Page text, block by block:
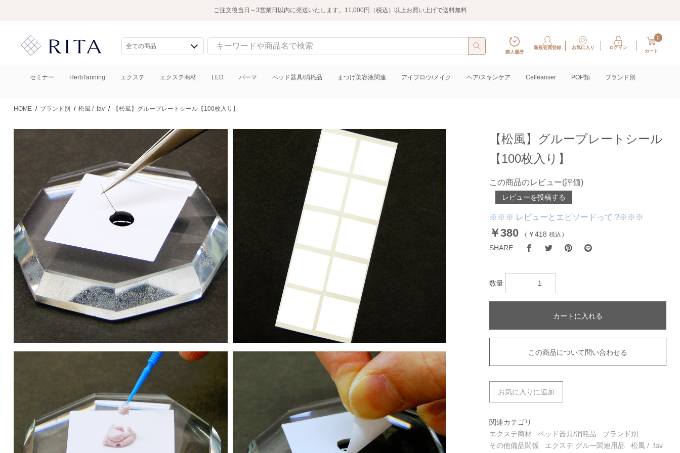
ご注文後当日～3営業日以内に発送いたします。11,000円（税込）以上お買い上げで送料無料
購入履歴
新規会員登録 お気に入り ログイン
0
カート
セミナー HerbTanning エクステ エクステ商材 LED パーマ ベッド器具/消耗品 まつげ美容液関連 アイブロウ/メイク ヘア/スキンケア Celleanser POP類 ブランド別
HOME / ブランド別 / 松風 / .fav / 【松風】グループレートシール【100枚入り】
【松風】グループレートシール
【100枚入り】
この商品のレビュー(評価)
レビューを投稿する
※※※ レビューとエピソードって ?※※※
￥380 （ ￥418 税込 ）
SHARE
数量
カートに入れる
この商品について問い合わせる
お気に入りに追加
関連カテゴリ
エクステ商材
ベッド器具/消耗品
ブランド別
その他備品関係
エクステ グルー関連用品 松風 / .fav